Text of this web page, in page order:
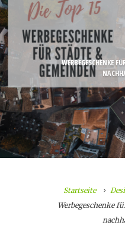
WERBEGESCHENKE
Startseite
Werbegeschenke